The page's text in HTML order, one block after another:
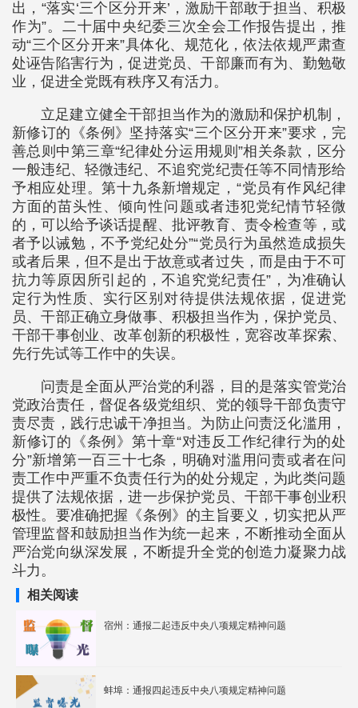
出，“落实‘三个区分开来’，激励干部敢于担当、积极
作为”。二十届中央纪委三次全会工作报告提出，推
动“三个区分开来”具体化、规范化，依法依规严肃查
处诬告陷害行为，促进党员、干部廉而有为、勤勉敬
业，促进全党既有秩序又有活力。
立足建立健全干部担当作为的激励和保护机制，
新修订的《条例》坚持落实“三个区分开来”要求，完
善总则中第三章“纪律处分运用规则”相关条款，区分
一般违纪、轻微违纪、不追究党纪责任等不同情形给
予相应处理。第十九条新增规定，“党员有作风纪律
方面的苗头性、倾向性问题或者违犯党纪情节轻微
的，可以给予谈话提醒、批评教育、责令检查等，或
者予以诫勉，不予党纪处分”“党员行为虽然造成损失
或者后果，但不是出于故意或者过失，而是由于不可
抗力等原因所引起的，不追究党纪责任”，为准确认
定行为性质、实行区别对待提供法规依据，促进党
员、干部正确立身做事、积极担当作为，保护党员、
干部干事创业、改革创新的积极性，宽容改革探索、
先行先试等工作中的失误。
问责是全面从严治党的利器，目的是落实管党治
党政治责任，督促各级党组织、党的领导干部负责守
责尽责，践行忠诚干净担当。为防止问责泛化滥用，
新修订的《条例》第十章“对违反工作纪律行为的处
分”新增第一百三十七条，明确对滥用问责或者在问
责工作中严重不负责任行为的处分规定，为此类问题
提供了法规依据，进一步保护党员、干部干事创业积
极性。要准确把握《条例》的主旨要义，切实把从严
管理监督和鼓励担当作为统一起来，不断推动全面从
严治党向纵深发展，不断提升全党的创造力凝聚力战
斗力。
相关阅读
宿州：通报二起违反中央八项规定精神问题
蚌埠：通报四起违反中央八项规定精神问题